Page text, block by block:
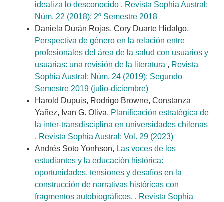
idealiza lo desconocido , Revista Sophia Austral:
Núm. 22 (2018): 2º Semestre 2018
Daniela Durán Rojas, Cory Duarte Hidalgo,
Perspectiva de género en la relación entre
profesionales del área de la salud con usuarios y
usuarias: una revisión de la literatura , Revista
Sophia Austral: Núm. 24 (2019): Segundo
Semestre 2019 (julio-diciembre)
Harold Dupuis, Rodrigo Browne, Constanza
Yañez, Ivan G. Oliva, Planificación estratégica de
la inter-transdisciplina en universidades chilenas
, Revista Sophia Austral: Vol. 29 (2023)
Andrés Soto Yonhson, Las voces de los
estudiantes y la educación histórica:
oportunidades, tensiones y desafíos en la
construcción de narrativas históricas con
fragmentos autobiográficos. , Revista Sophia